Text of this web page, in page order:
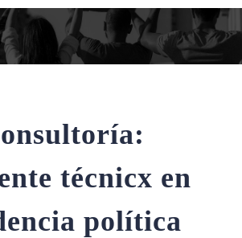
técnicx en
política